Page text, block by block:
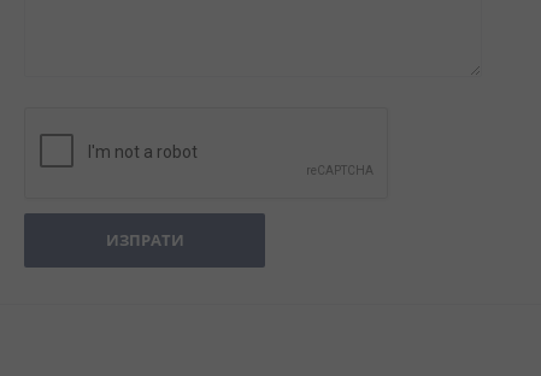
ИЗПРАТИ